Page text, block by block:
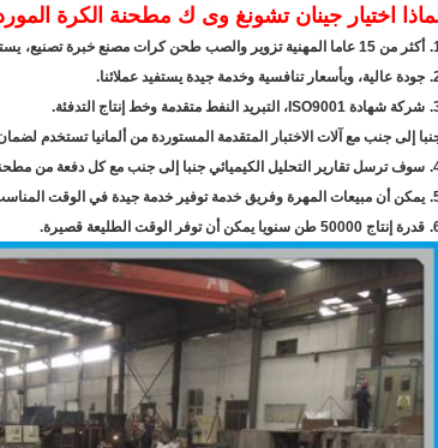
اختيار جينان تشونغ وى ك مطحنة الكرة
أكثر من 15 عاما المهنية تزوير والصب طحن كرات مصنع خبرة تصنيع،
جودة عالية، وبأسعار تنافسية وخدمة جيدة يستفيد عملائنا.
شركة شهادة ISO9001، التبريد النفط متقدمة وخط إنتاج التدفئة.
إلى جنب مع آلات الاختبار المتقدمة المستوردة من ألمانيا تستخدم
سوف ترسل تقارير التحليل الكيميائي جنبا إلى جنب مع كل دفعة من
يمكن أن مبيعات المهرة وفريق خدمة توفير خدمة جيدة في الوقت
قدرة إنتاج 50000 طن سنويا يمكن أن توفر الوقت الطليعة قصيرة.